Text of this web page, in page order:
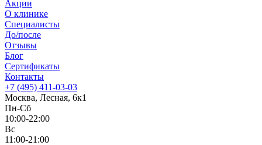
Акции
О клинике
Специалисты
До/после
Отзывы
Блог
Сертификаты
Контакты
+7 (495) 411-03-03
Москва, Лесная, 6к1
Пн-Сб
10:00-22:00
Вс
11:00-21:00